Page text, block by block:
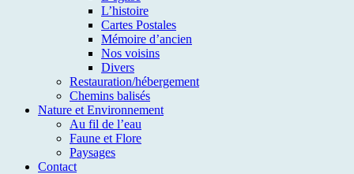
L’histoire
Cartes Postales
Mémoire d’ancien
Nos voisins
Divers
Restauration/hébergement
Chemins balisés
Nature et Environnement
Au fil de l’eau
Faune et Flore
Paysages
Contact